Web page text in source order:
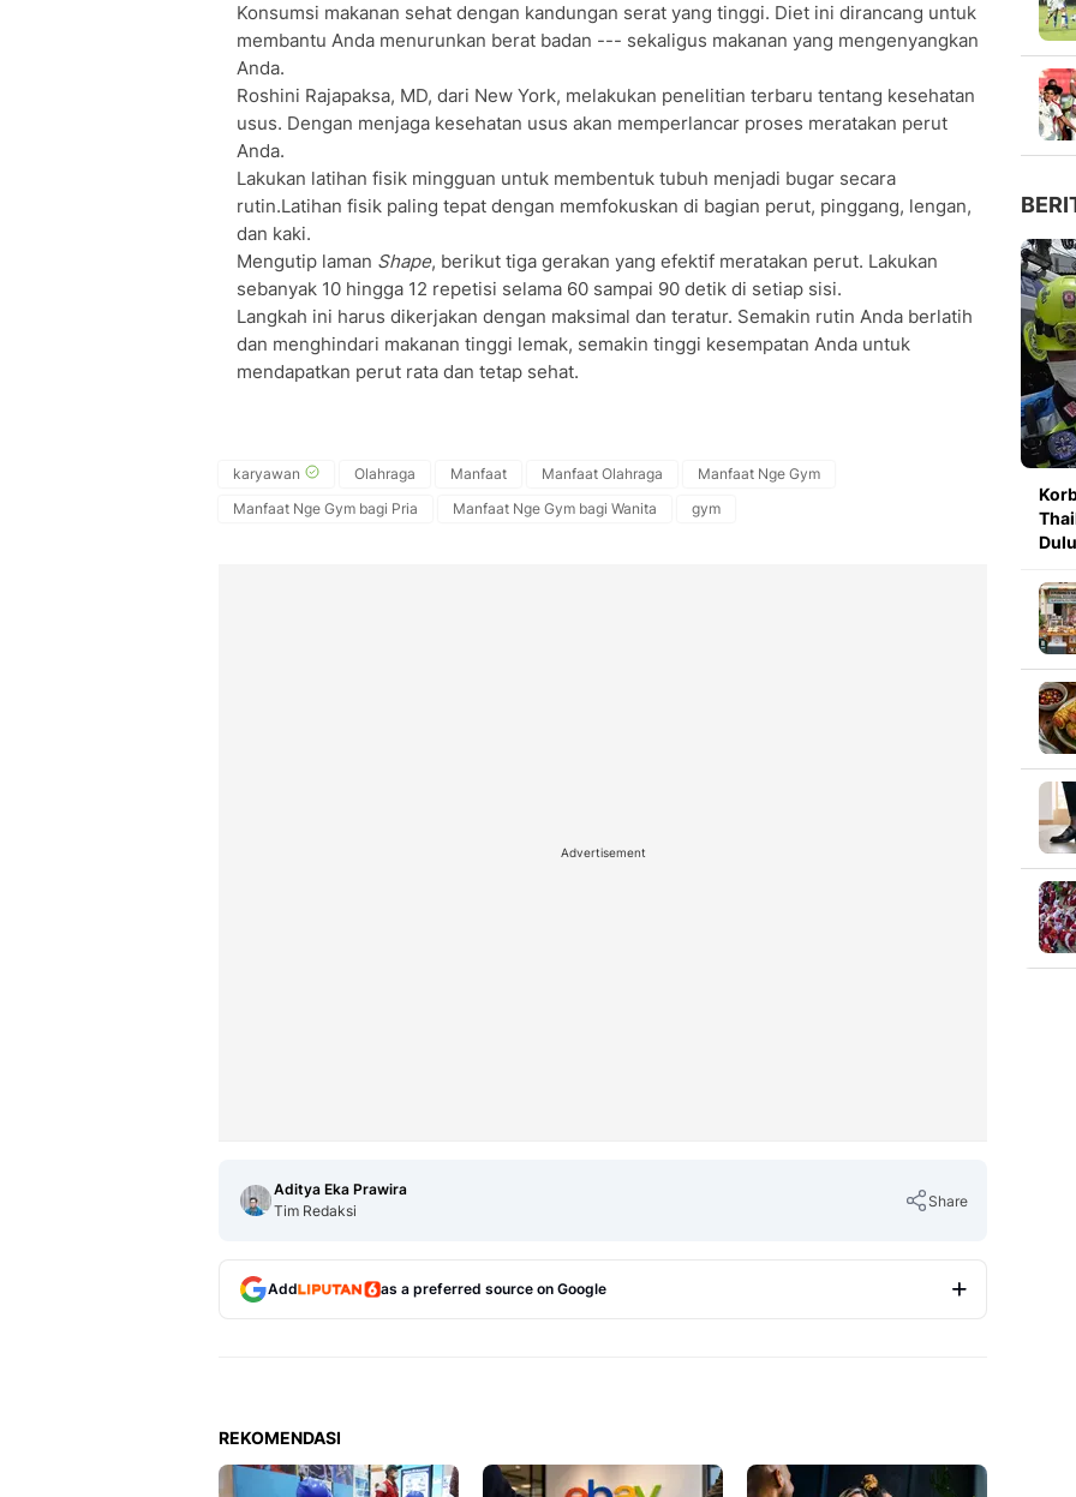
Konsumsi makanan sehat dengan kandungan serat yang tinggi. Diet ini dirancang untuk
membantu Anda menurunkan berat badan --- sekaligus makanan yang mengenyangkan
Anda.
Roshini Rajapaksa, MD, dari New York, melakukan penelitian terbaru tentang kesehatan
usus. Dengan menjaga kesehatan usus akan memperlancar proses meratakan perut
Anda.
Lakukan latihan fisik mingguan untuk membentuk tubuh menjadi bugar secara
rutin.Latihan fisik paling tepat dengan memfokuskan di bagian perut, pinggang, lengan,
dan kaki.
Mengutip laman Shape, berikut tiga gerakan yang efektif meratakan perut. Lakukan
sebanyak 10 hingga 12 repetisi selama 60 sampai 90 detik di setiap sisi.
Langkah ini harus dikerjakan dengan maksimal dan teratur. Semakin rutin Anda berlatih
dan menghindari makanan tinggi lemak, semakin tinggi kesempatan Anda untuk
mendapatkan perut rata dan tetap sehat.
karyawan Olahraga Manfaat Manfaat Olahraga
Manfaat Nge Gym
Manfaat Nge Gym bagi Pria
Manfaat Nge Gym bagi Wanita gym
Advertisement
Aditya Eka Prawira
Tim Redaksi
Share
Add as a preferred source on Google
REKOMENDASI